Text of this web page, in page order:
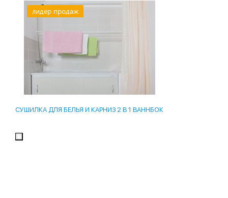
лидер продаж
СУШИЛКА ДЛЯ БЕЛЬЯ И КАРНИЗ 2 В 1 ВАННБОК